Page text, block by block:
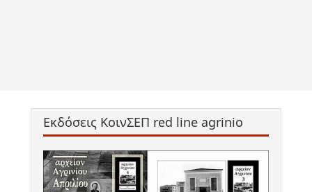
Εκδόσεις ΚοινΣΕΠ red line agrinio